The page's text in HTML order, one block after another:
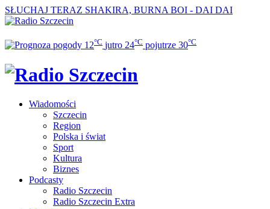
SŁUCHAJ TERAZ SHAKIRA, BURNA BOI - DAI DAI
12°C jutro 24°C pojutrze 30°C
Wiadomości
Szczecin
Region
Polska i świat
Sport
Kultura
Biznes
Podcasty
Radio Szczecin
Radio Szczecin Extra